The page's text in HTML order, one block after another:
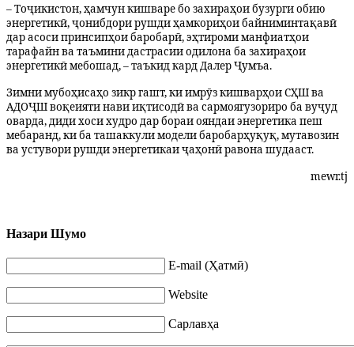
– Тоҷикистон, ҳамчун кишваре бо захираҳои бузурги обию
энергетикӣ, ҷонибдори рушди ҳамкориҳои байниминтақавӣ
дар асоси принсипҳои баробарӣ, эҳтироми манфиатҳои
тарафайн ва таъмини дастрасии одилона ба захираҳои
энергетикӣ мебошад, – таъкид кард Далер Ҷумъа.
Зимни мубоҳисаҳо зикр гашт, ки имрӯз кишварҳои СҲШ ва
АДОҶШ воқеияти нави иқтисодӣ ва сармоягузориро ба вуҷуд
оварда, диди хоси худро дар бораи ояндаи энергетика пеш
мебаранд, ки ба ташаккули модели баробарҳуқуқ, мутавозин
ва устувори рушди энергетикаи ҷаҳонӣ равона шудааст.
mewr.tj
Назари Шумо
E-mail (Ҳатмӣ)
Website
Сарлавҳа